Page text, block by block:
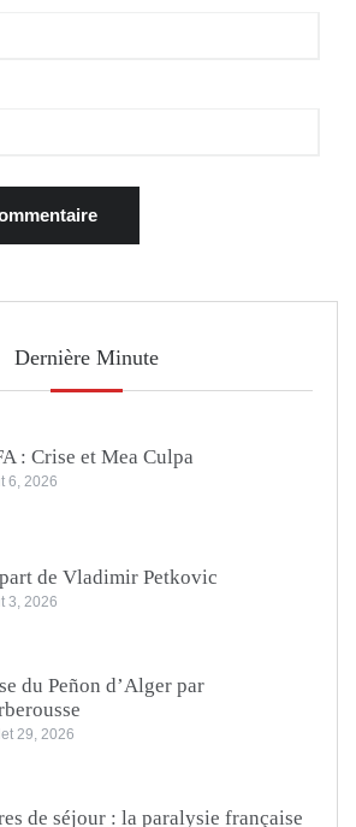
Dernière Minute
: Crise et Mea Culpa
6, 2026
de Vladimir Petkovic
3, 2026
du Peñon d’Alger par
29, 2026
de séjour : la paralysie française